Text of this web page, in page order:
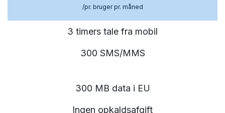
/pr. bruger pr. måned
3 timers tale fra mobil
300 SMS/MMS
300 MB data i EU
Ingen opkaldsafgift